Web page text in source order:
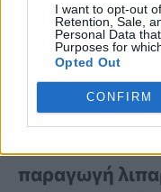
I want to opt-out
Retention, Sale,
Personal Data
Purposes for
Opted Out
CONFIRM
Πρόσθετα
2024Resistant
Microbiome
άμυλο μπορεί
παραγωγή